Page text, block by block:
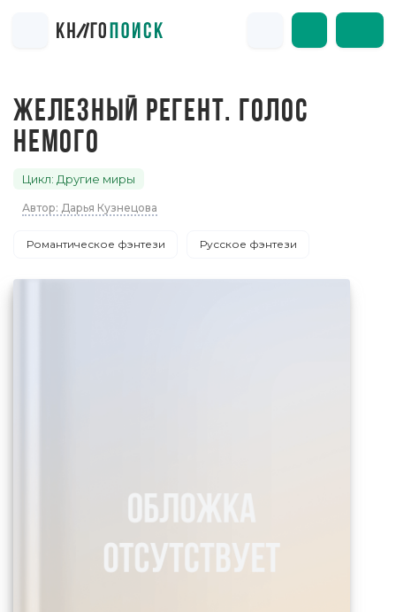
ЖЕЛЕЗНЫЙ РЕГЕНТ. ГОЛОС
НЕМОГО
Цикл: Другие миры
Автор: Дарья Кузнецова
Романтическое фэнтези Русское фэнтези